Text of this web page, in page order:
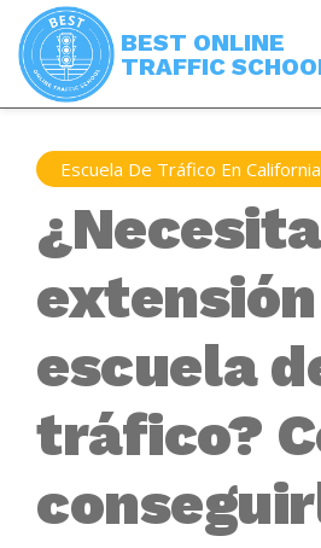
BEST ONLINE
TRAFFIC
Escuela De Tráfico En California
escuela
tráfico?